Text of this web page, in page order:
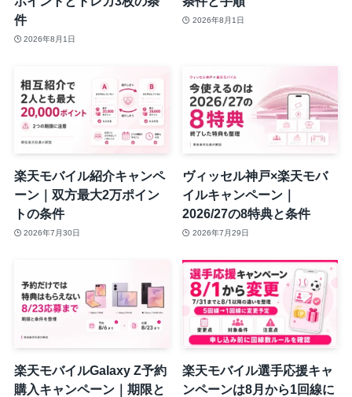
件
2026年8月1日
2026年8月1日
楽天モバイル紹介キャンペ
ーン｜双方最大2万ポイン
トの条件
2026年7月30日
ヴィッセル神戸×楽天モバ
イルキャンペーン｜
2026/27の8特典と条件
2026年7月29日
楽天モバイルGalaxy Z予約
購入キャンペーン｜期限と
楽天モバイル選手応援キャ
ンペーンは8月から1回線に